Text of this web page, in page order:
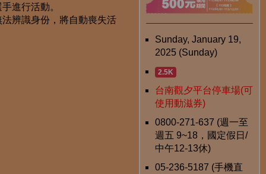
進行活動。
辨識身份，將自動喪失活
Sunday, January 19,
2025 (Sunday)
2.5K
台南觀夕平台停車場(可
使用動滋券)
0800-271-637 (週一至
週五 9~18，國定假日/
中午12-13休)
05-236-5187 (手機直